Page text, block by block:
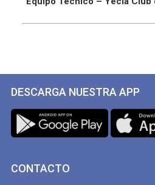
DESCARGA NUESTRA APP
CONTACTO